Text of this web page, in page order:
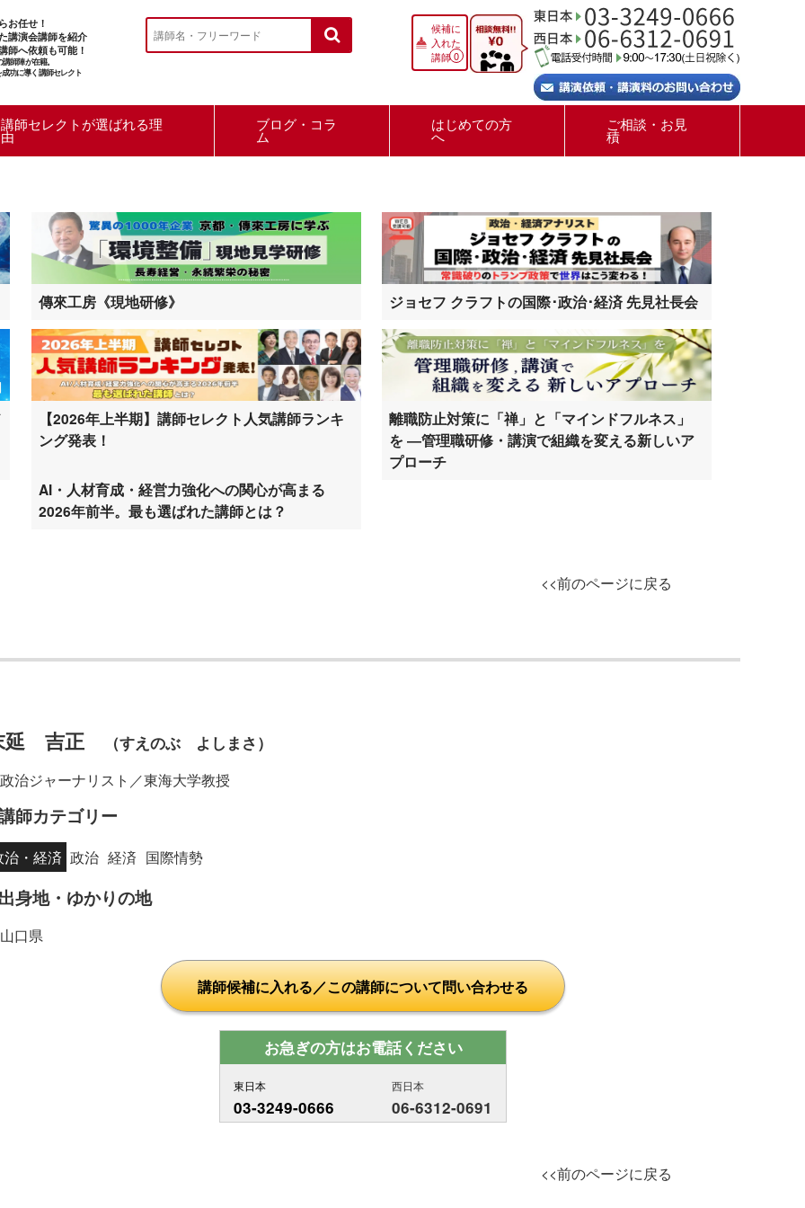
お任せ！
講演会講師を紹介
師へ依頼も可能！
師陣が在籍。
功に導く講師セレクト
候補に
入れた
講師0
講師セレクトが選ばれる理
由
ブログ・コラ
ム
はじめての方
へ
ご相談・お見
積
傳來工房《現地研修》 ジョセフ クラフトの国際･政治･経済 先見社長会
【2026年上半期】講師セレクト人気講師ランキ
ング発表！
AI・人材育成・経営力強化への関心が高まる
2026年前半。最も選ばれた講師とは？
離職防止対策に「禅」と「マインドフルネス」
を ―管理職研修・講演で組織を変える新しいア
プローチ
<<前のページに戻る
延 吉正 （すえのぶ よしまさ）
政治ジャーナリスト／東海大学教授
師カテゴリー
治・経済 政治 経済 国際情勢
身地・ゆかりの地
山口県
講師候補に入れる／この講師について問い合わせる
お急ぎの方はお電話ください
東日本
03-3249-0666
西日本
06-6312-0691
<<前のページに戻る